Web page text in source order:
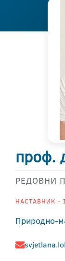
проф.
РЕДОВНИ
НАСТАВНИК -
Природно-